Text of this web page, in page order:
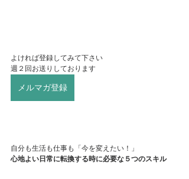
よければ登録してみて下さい
週２回お送りしております
メルマガ登録
自分も生活も仕事も「今を変えたい！」
心地よい日常に転換する時に必要な５つのスキル